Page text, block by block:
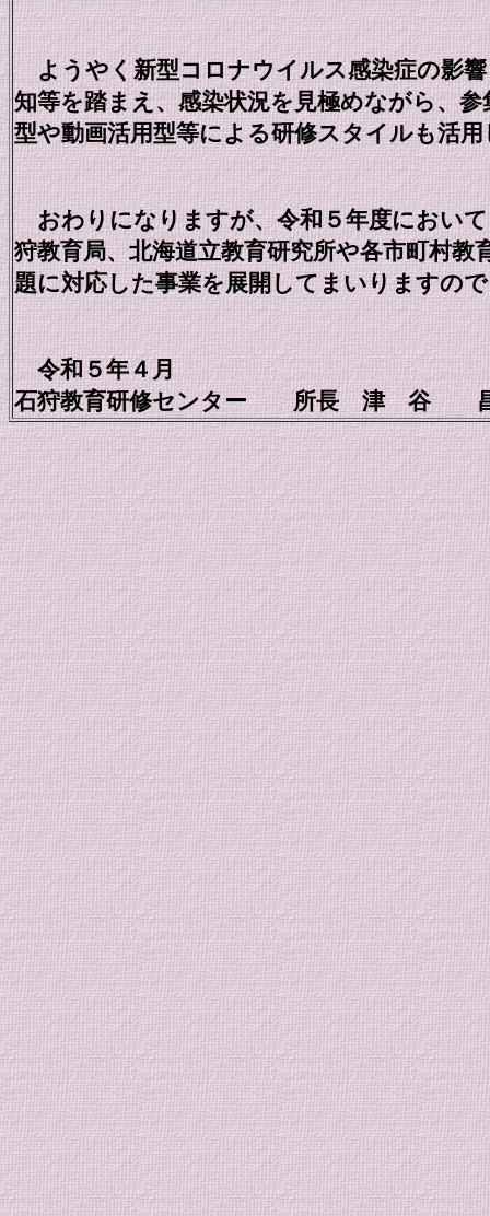
ようやく新型コロナウイルス感染症の影響
知等を踏まえ、感染状況を見極めながら、
型や動画活用型等による研修スタイルも活
おわりになりますが、令和５年度において
狩教育局、北海道立教育研究所や各市町村
題に対応した事業を展開してまいりますの
令和５年４月
石狩教育研修センター 所長 津 谷